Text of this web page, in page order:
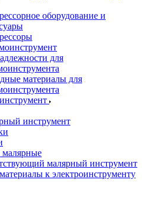
оборудование и
для
материалы для
инструмент
малярный инструмент
к электроинструменту